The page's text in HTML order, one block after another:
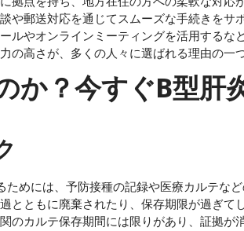
や郵送対応を通じてスムーズな手続きをサ
ルやオンラインミーティングを活用するな
の高さが、多くの人々に選ばれる理由の一つ
か？今すぐB型肝
めには、予防接種の記録や医療カルテな
とともに廃棄されたり、保存期限が過ぎて
のカルテ保存期間には限りがあり、証拠が